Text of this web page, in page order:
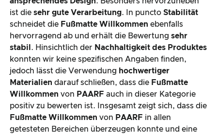
ist die sehr gute Verarbeitung. In puncto Stabilität
schneidet die Fußmatte Willkommen ebenfalls
hervorragend ab und erhält die Bewertung sehr
stabil . Hinsichtlich der Nachhaltigkeit des Produktes
konnten wir keine spezifischen Angaben finden,
jedoch lässt die Verwendung hochwertiger
Materialien darauf schließen, dass die Fußmatte
Willkommen von PAARF auch in dieser Kategorie
positiv zu bewerten ist. Insgesamt zeigt sich, dass die
Fußmatte Willkommen von PAARF in allen
getesteten Bereichen überzeugen konnte und eine